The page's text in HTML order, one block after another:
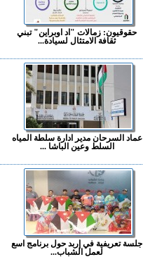
حقوقيون: زمالات "اد اوبراين" تبني
ثقافة الامتثال لسيادة...
عماد السرحان مدير ادارة سلطة المياه
السلط وعين الباشا ...
جلسة تعريفية في إربد حول برنامج اسع
لعمل الشباب...